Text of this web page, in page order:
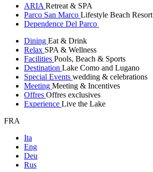
ARIA Retreat & SPA
Parco San Marco Lifestyle Beach Resort
Dependence Del Parco
Dining Eat & Drink
Relax SPA & Wellness
Facilities Pools, Beach & Sports
Destination Lake Como and Lugano
Special Events wedding & celebrations
Meeting Meeting & Incentives
Offres Offres exclusives
Experience Live the Lake
FRA
Ita
Eng
Deu
Rus